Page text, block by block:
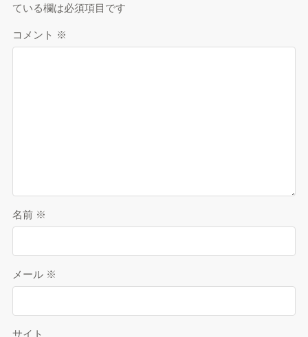
ている欄は必須項目です
コメント ※
名前 ※
メール ※
サイト